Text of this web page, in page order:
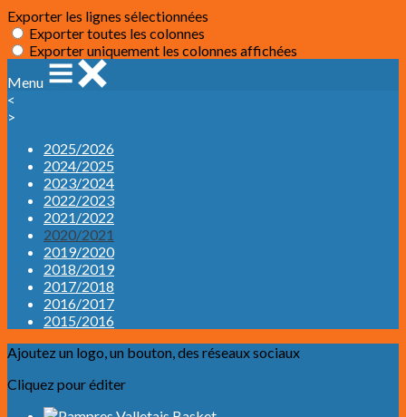
Exporter les lignes sélectionnées
Exporter toutes les colonnes
Exporter uniquement les colonnes affichées
Menu
<
>
2025/2026
2024/2025
2023/2024
2022/2023
2021/2022
2020/2021
2019/2020
2018/2019
2017/2018
2016/2017
2015/2016
Ajoutez un logo, un bouton, des réseaux sociaux
Cliquez pour éditer